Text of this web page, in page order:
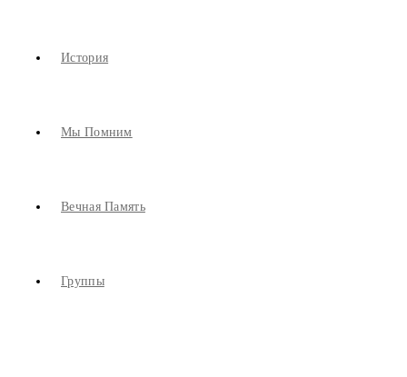
История
Мы Помним
Вечная Память
Группы